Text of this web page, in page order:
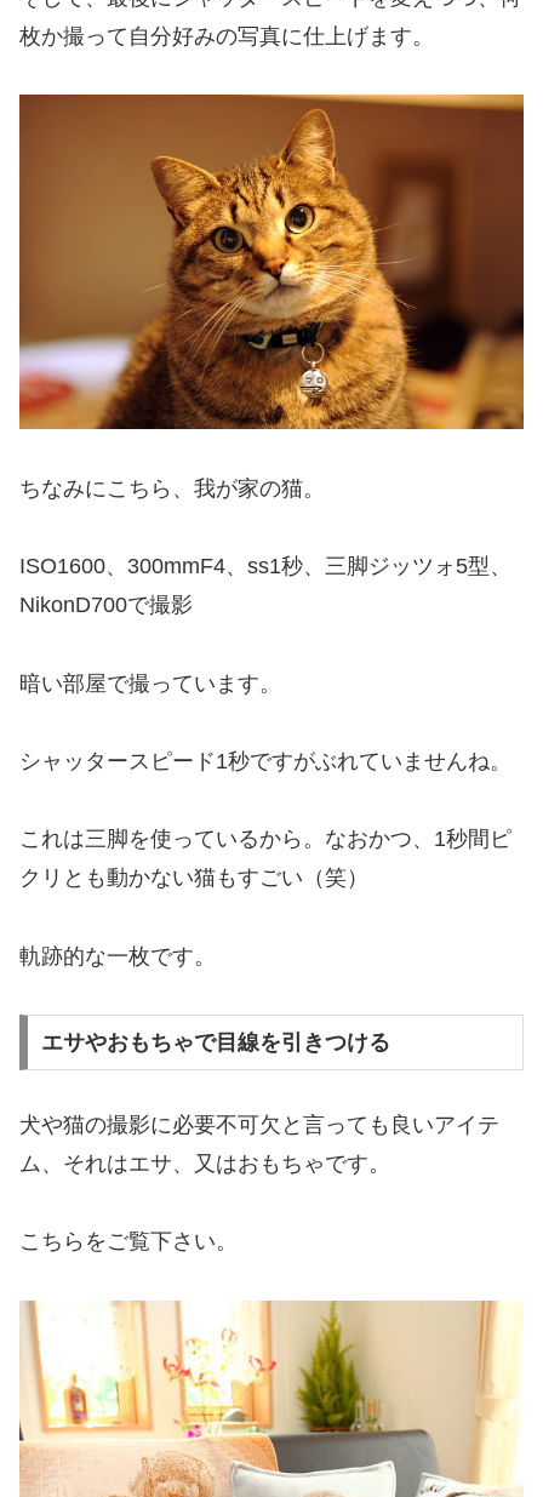
枚か撮って自分好みの写真に仕上げます。
ちなみにこちら、我が家の猫。
ISO1600、300mmF4、ss1秒、三脚ジッツォ5型、
NikonD700で撮影
暗い部屋で撮っています。
シャッタースピード1秒ですがぶれていませんね。
これは三脚を使っているから。なおかつ、1秒間ピ
クリとも動かない猫もすごい（笑）
軌跡的な一枚です。
エサやおもちゃで目線を引きつける
犬や猫の撮影に必要不可欠と言っても良いアイテ
ム、それはエサ、又はおもちゃです。
こちらをご覧下さい。